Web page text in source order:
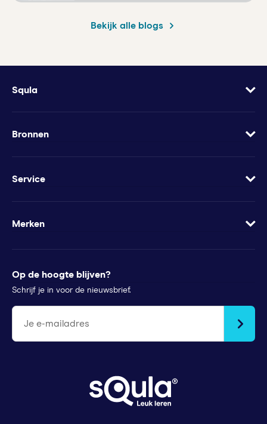
Bekijk alle blogs
Squla
Over
Vacatures
Bronnen
Blog
Werkbladen
Stichtingen en goede doelen
Service
Veelgestelde vragen
Wachtwoord vergeten
Merken
Futurewhiz
Squla Polen
scoyo
Op de hoogte blijven?
Schrijf je in voor de nieuwsbrief.
Je e-mailadres